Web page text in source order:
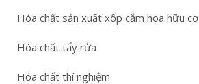
Hóa chất sản xuất xốp cắm hoa hữu cơ
Hóa chất tẩy rửa
Hóa chất thí nghiệm